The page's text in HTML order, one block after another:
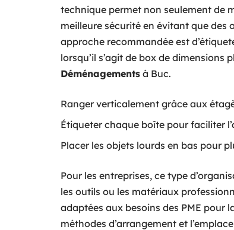
technique permet non seulement de
meilleure sécurité en évitant que des
approche recommandée est
lorsqu’il s’agit de box de
Déménagements à Buc.
Ranger verticalement grâce aux
Étiqueter chaque boîte pour faciliter
Placer les objets lourds en bas pour
Pour les entreprises, ce type
les outils ou les matériaux
adaptées aux besoins des PME pour
méthodes d’arrangement et